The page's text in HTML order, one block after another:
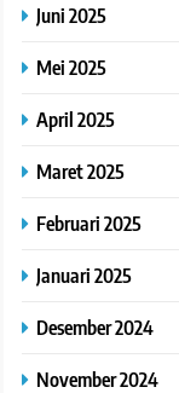
Juni 2025
Mei 2025
April 2025
Maret 2025
Februari 2025
Januari 2025
Desember 2024
November 2024